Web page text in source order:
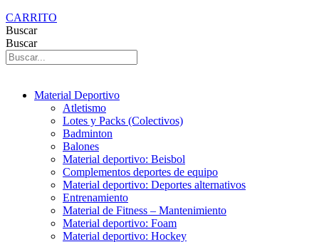
CARRITO
Buscar
Buscar
Material Deportivo
Atletismo
Lotes y Packs (Colectivos)
Badminton
Balones
Material deportivo: Beisbol
Complementos deportes de equipo
Material deportivo: Deportes alternativos
Entrenamiento
Material de Fitness – Mantenimiento
Material deportivo: Foam
Material deportivo: Hockey